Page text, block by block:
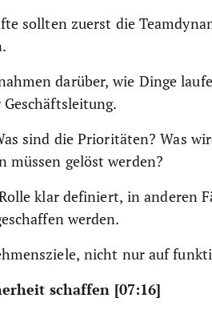
sollten zuerst die
darüber, wie Dinge
sind die Prioritäten? Was
müssen gelöst werden?
klar definiert, in anderen
werden.
nicht nur auf
schaffen [07:16]